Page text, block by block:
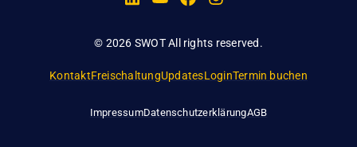
© 2026 SWOT All rights reserved.
KontaktFreischaltungUpdatesLoginTermin buchen
ImpressumDatenschutzerklärungAGB